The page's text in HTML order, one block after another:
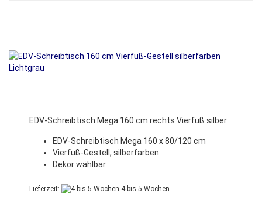
EDV-Schreibtisch Mega 160 cm rechts Vierfuß silber
EDV-Schreibtisch Mega 160 x 80/120 cm
Vierfuß-Gestell, silberfarben
Dekor wählbar
Lieferzeit: 4 bis 5 Wochen